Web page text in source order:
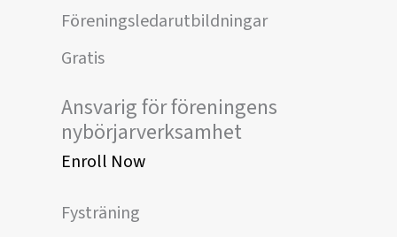
Föreningsledarutbildningar
Gratis
Ansvarig för föreningens
nybörjarverksamhet
Enroll Now
Fysträning